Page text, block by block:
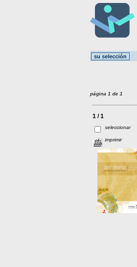
página 1 de 1
1 / 1
seleccionar
imprimir